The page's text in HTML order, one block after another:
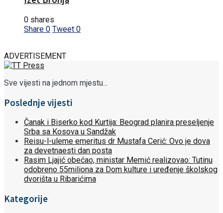
0 shares
Share 0 Tweet 0
ADVERTISEMENT
Sve vijesti na jednom mjestu...
Poslednje vijesti
Čanak i Biserko kod Kurtija: Beograd planira preseljenje
Srba sa Kosova u Sandžak
Reisu-l-uleme emeritus dr Mustafa Cerić: Ovo je dova
za devetnaesti dan posta
Rasim Ljajić obećao, ministar Memić realizovao: Tutinu
odobreno 55miliona za Dom kulture i uređenje školskog
dvorišta u Ribarićima
Kategorije